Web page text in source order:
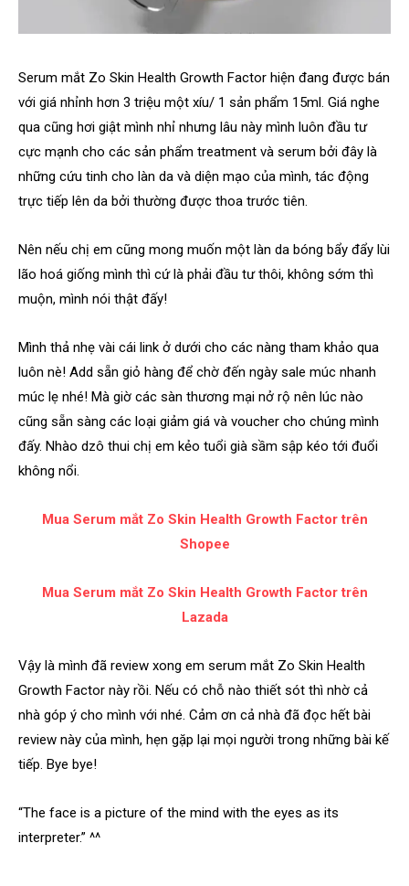
Serum mắt Zo Skin Health Growth Factor hiện đang được bán
với giá nhỉnh hơn 3 triệu một xíu/ 1 sản phẩm 15ml. Giá nghe
qua cũng hơi giật mình nhỉ nhưng lâu này mình luôn đầu tư
cực mạnh cho các sản phẩm treatment và serum bởi đây là
những cứu tinh cho làn da và diện mạo của mình, tác động
trực tiếp lên da bởi thường được thoa trước tiên.
Nên nếu chị em cũng mong muốn một làn da bóng bẩy đẩy lùi
lão hoá giống mình thì cứ là phải đầu tư thôi, không sớm thì
muộn, mình nói thật đấy!
Mình thả nhẹ vài cái link ở dưới cho các nàng tham khảo qua
luôn nè! Add sẵn giỏ hàng để chờ đến ngày sale múc nhanh
múc lẹ nhé! Mà giờ các sàn thương mại nở rộ nên lúc nào
cũng sẵn sàng các loại giảm giá và voucher cho chúng mình
đấy. Nhào dzô thui chị em kẻo tuổi già sầm sập kéo tới đuổi
không nổi.
Mua Serum mắt Zo Skin Health Growth Factor trên
Shopee
Mua Serum mắt Zo Skin Health Growth Factor trên
Lazada
Vậy là mình đã review xong em serum mắt Zo Skin Health
Growth Factor này rồi. Nếu có chỗ nào thiết sót thì nhờ cả
nhà góp ý cho mình với nhé. Cảm ơn cả nhà đã đọc hết bài
review này của mình, hẹn gặp lại mọi người trong những bài kế
tiếp. Bye bye!
“The face is a picture of the mind with the eyes as its
interpreter.” ^^